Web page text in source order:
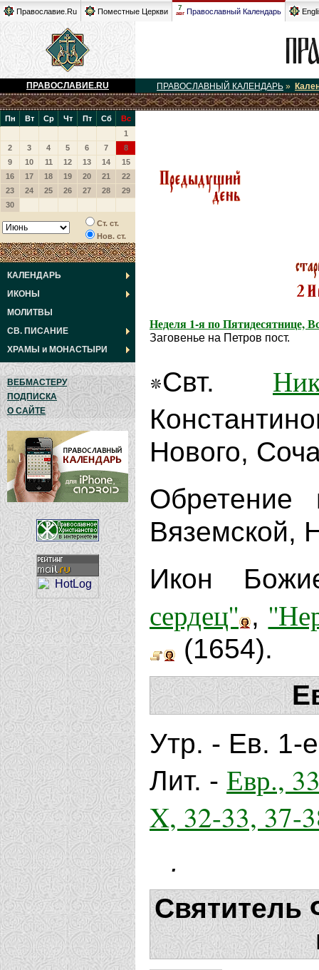
Православие.Ru Поместные Церкви 7
авг Православный Календарь
ПРАВОСЛАВИЕ.RU ПРАВОСЛАВНЫЙ КАЛЕНДАРЬ »
Пн Вт Ср Чт Пт Сб
Вс
1
2
3 4 5 6 7
8
9
10 11 12 13 14
15
16
17 18 19 20 21
22
23
24 25 26 27 28
29
30
Ст. ст.
Нов. ст.
КАЛЕНДАРЬ
ИКОНЫ
МОЛИТВЫ
СВ. ПИСАНИЕ
ХРАМЫ и МОНАСТЫРИ
ВЕБМАСТЕРУ
ПОДПИСКА
О САЙТЕ
Неделя 1-я по Пятидесятнице,
Заговенье на Петров пост.
Свт.
Нового,
Вяземской,
Икон
сердец'' ,
(1654).
Утр. - Ев. 1-
Лит. - Евр.,
X, 32-33, 37-
.
Святитель